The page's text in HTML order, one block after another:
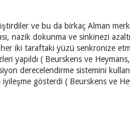
ve bu da birkaç Alman
nazik dokunma ve sinkinezi
iki taraftaki yüzü senkronize
yapıldı ( Beurskens ve
derecelendirme sistemini
gösterdi ( Beurskens ve